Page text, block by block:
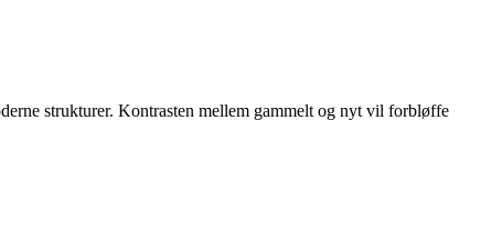
strukturer. Kontrasten mellem gammelt og nyt vil forbløffe